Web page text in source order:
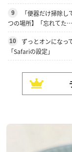
9
「便器だけ掃除
つの場所】「忘れてた…
10
ずっとオンになっ
「Safariの設定」